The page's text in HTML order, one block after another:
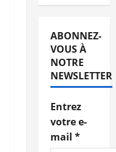
ABONNEZ-
VOUS À
NOTRE
NEWSLETTER
Entrez
votre e-
mail *